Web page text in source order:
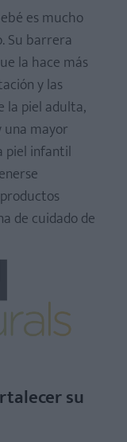
es mucho
Su barrera
la hace más
y las
la piel adulta,
mayor
piel infantil
de cuidado de
su